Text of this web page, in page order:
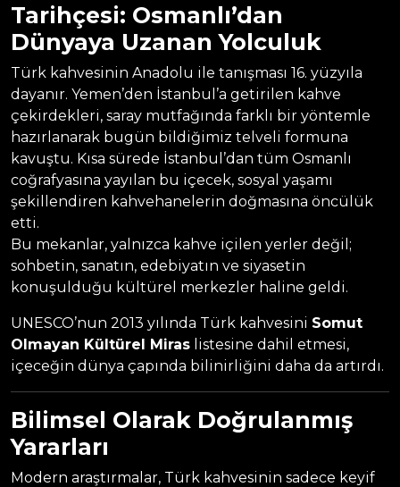
Tarihçesi: Osmanlı’dan
Dünyaya Uzanan Yolculuk
Türk kahvesinin Anadolu ile tanışması 16. yüzyıla
dayanır. Yemen’den İstanbul’a getirilen kahve
çekirdekleri, saray mutfağında farklı bir yöntemle
hazırlanarak bugün bildiğimiz telveli formuna
kavuştu. Kısa sürede İstanbul’dan tüm Osmanlı
coğrafyasına yayılan bu içecek, sosyal yaşamı
şekillendiren kahvehanelerin doğmasına öncülük
etti.
Bu mekanlar, yalnızca kahve içilen yerler değil;
sohbetin, sanatın, edebiyatın ve siyasetin
konuşulduğu kültürel merkezler haline geldi.
UNESCO’nun 2013 yılında Türk kahvesini Somut
Olmayan Kültürel Miras listesine dahil etmesi,
içeceğin dünya çapında bilinirliğini daha da artırdı.
Bilimsel Olarak Doğrulanmış
Yararları
Modern araştırmalar, Türk kahvesinin sadece keyif